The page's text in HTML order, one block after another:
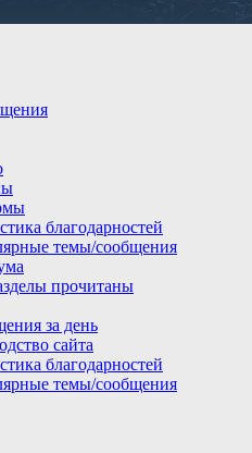
благодарностей
темы/сообщения
прочитаны
за день
сайта
благодарностей
темы/сообщения